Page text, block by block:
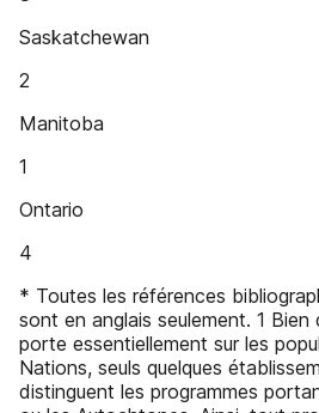
Saskatchewan
2
Manitoba
1
Ontario
4
* Toutes les références
sont en anglais seulement. 1 Bien
porte essentiellement sur les
Nations, seuls quelques
distinguent les programmes